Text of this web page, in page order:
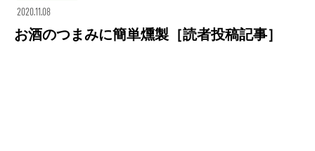
2020.11.08
お酒のつまみに簡単燻製［読者投稿記事］